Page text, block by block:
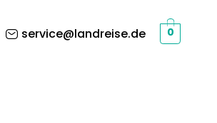
service@landreise.de 0